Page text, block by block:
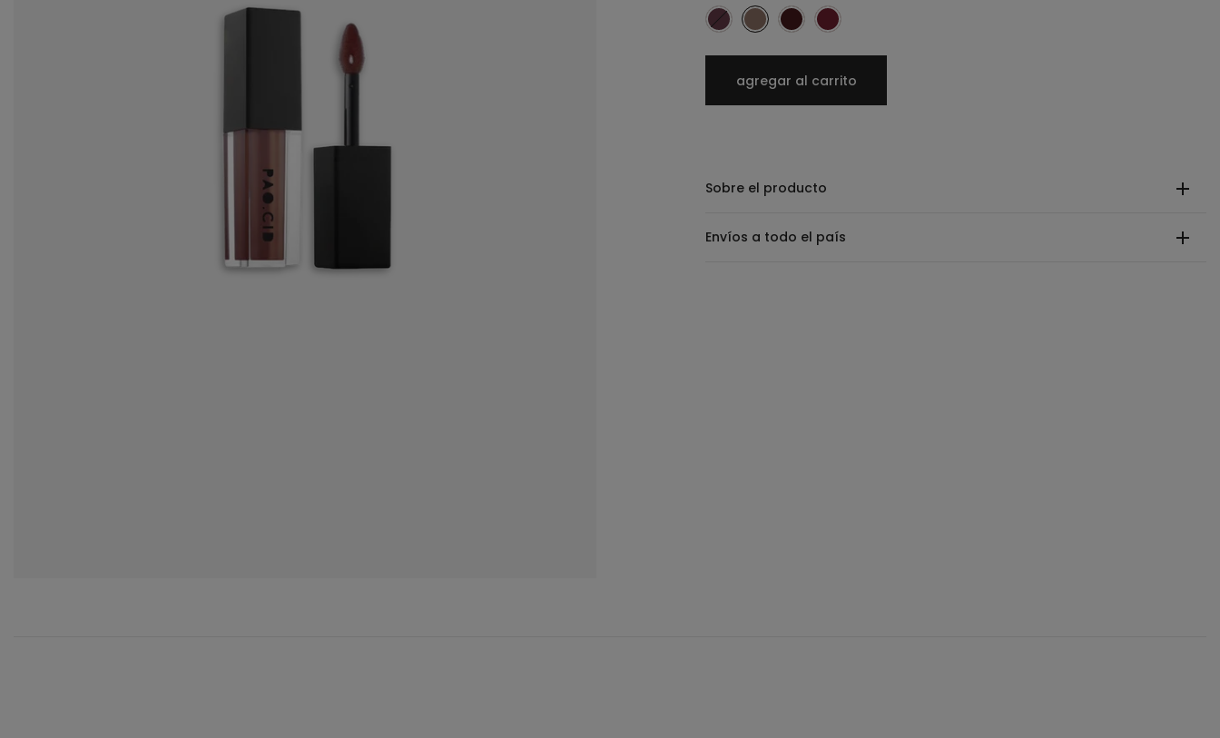
agregar al carrito
Sobre el producto
Envíos a todo el país